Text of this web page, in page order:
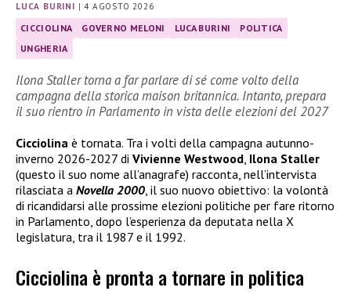
LUCA BURINI |4 AGOSTO 2026
CICCIOLINA GOVERNO MELONI LUCA BURINI
POLITICA
UNGHERIA
Ilona Staller torna a far parlare di sé come volto della
campagna della storica maison britannica. Intanto, prepara
il suo rientro in Parlamento in vista delle elezioni del 2027
Cicciolina è tornata. Tra i volti della campagna autunno-
inverno 2026-2027 di Vivienne Westwood, Ilona Staller
(questo il suo nome all’anagrafe) racconta, nell’intervista
rilasciata a Novella 2000, il suo nuovo obiettivo: la volontà
di ricandidarsi alle prossime elezioni politiche per fare ritorno
in Parlamento, dopo l’esperienza da deputata nella X
legislatura, tra il 1987 e il 1992.
Cicciolina è pronta a tornare in politica